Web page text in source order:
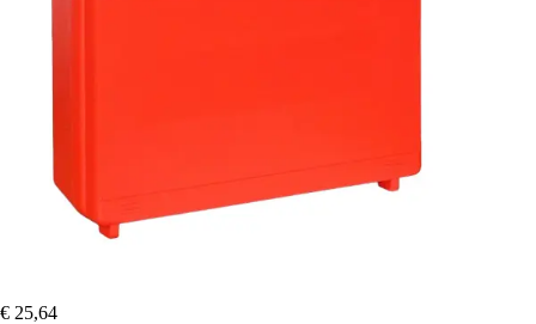
€ 25,64